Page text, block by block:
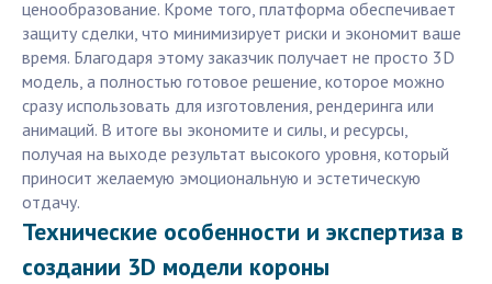
ценообразование. Кроме того, платформа обеспечивает
защиту сделки, что минимизирует риски и экономит ваше
время. Благодаря этому заказчик получает не просто 3D
модель, а полностью готовое решение, которое можно
сразу использовать для изготовления, рендеринга или
анимаций. В итоге вы экономите и силы, и ресурсы,
получая на выходе результат высокого уровня, который
приносит желаемую эмоциональную и эстетическую
отдачу.
Технические особенности и экспертиза в
создании 3D модели короны